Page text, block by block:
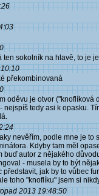
ten sokolník na hlavě, to je
překombinovaná
oděvu je otvor
nejspíš tedy asi k opasku.
nevěřím, podle mne je
Kdyby tam měl
buď autor z nějakého
- musela by to být
představit, jak by to vůbec
toho "knoflíku" jsem si
2013 19:48:50